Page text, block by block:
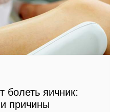
болеть яичник:
причины